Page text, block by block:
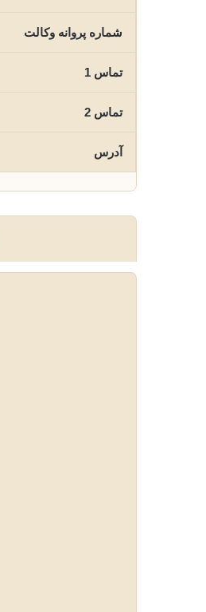
شماره پروانه وکالت
تماس 1
تماس 2
آدرس